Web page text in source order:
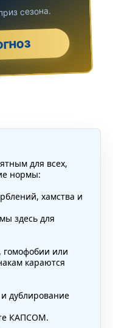
сезона.
для всех,
нормы:
хамства и
здесь для
гомофобии или
караются
дублирование
КАПСОМ.